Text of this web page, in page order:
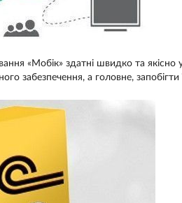
«Мобік» здатні швидко та
забезпечення, а головне, запобігти